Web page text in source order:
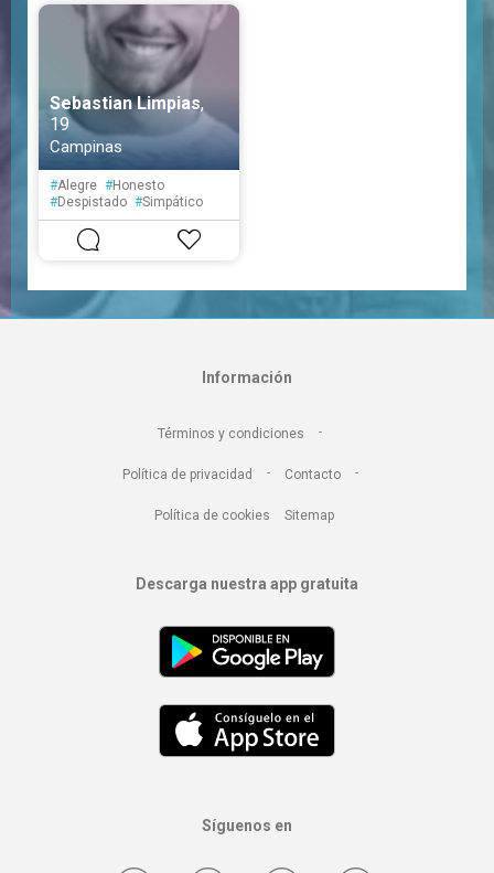
Sebastian Limpias,
19
Campinas
#Alegre #Honesto
#Despistado #Simpático
Información
Términos y condiciones -
Política de privacidad - Contacto -
Política de cookies Sitemap
Descarga nuestra app gratuita
Síguenos en